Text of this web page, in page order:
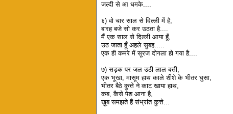
जल्दी से आ धमके....
६) वो चार साल से दिल्ली में है,
बारह बजे सो कर उठता है....
मैं एक साल से दिल्ली आया हूँ,
उठ जाता हूँ अहले सुबह.....
एक ही कमरे में सूरज दोगला हो गया है....
७) सड़क पर जल उठी लाल बत्ती,
एक भूखा, मासूम हाथ काले शीशे के भीतर घुसा,
भीतर बैठे कुत्ते ने काट खाया हाथ,
कब, कैसे पेश आना है,
ख़ूब समझते हैं संभ्रांत कुत्ते...